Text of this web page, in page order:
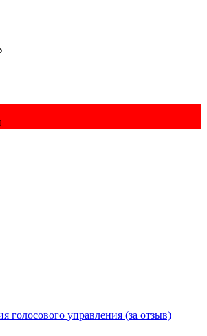
голосового управления (за отзыв)